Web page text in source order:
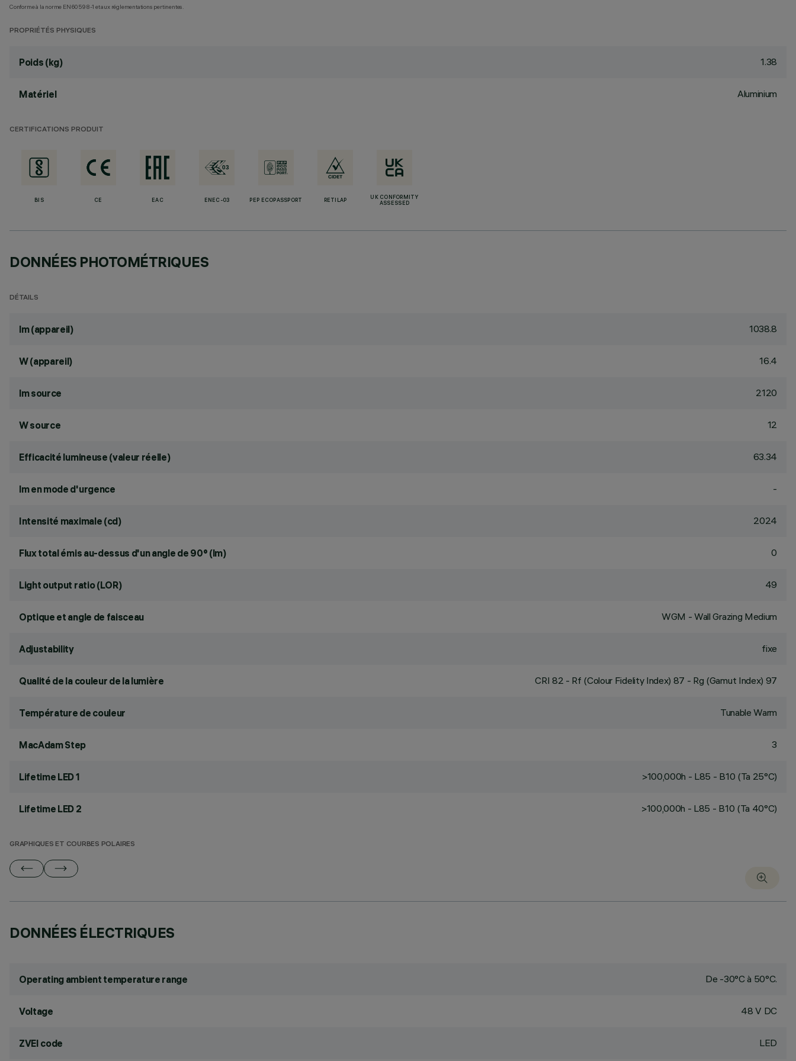
Conforme à la norme EN60598-1 et aux réglementations pertinentes.
PROPRIÉTÉS PHYSIQUES
Poids (kg) 1.38
Matériel Aluminium
CERTIFICATIONS PRODUIT
BIS CE EAC ENEC-03 PEP ECOPASSPORT RETILAP
UK CONFORMITY
ASSESSED
DONNÉES PHOTOMÉTRIQUES
DÉTAILS
lm (appareil) 1038.8
W (appareil) 16.4
lm source 2120
W source 12
Efficacité lumineuse (valeur réelle) 63.34
lm en mode d'urgence -
Intensité maximale (cd) 2024
Flux total émis au-dessus d'un angle de 90° (lm) 0
Light output ratio (LOR) 49
Optique et angle de faisceau WGM - Wall Grazing Medium
Adjustability fixe
Qualité de la couleur de la lumière CRI 82 - Rf (Colour Fidelity Index) 87 - Rg (Gamut Index) 97
Température de couleur Tunable Warm
MacAdam Step 3
Lifetime LED 1 >100,000h - L85 - B10 (Ta 25°C)
Lifetime LED 2 >100,000h - L85 - B10 (Ta 40°C)
GRAPHIQUES ET COURBES POLAIRES
DONNÉES ÉLECTRIQUES
Operating ambient temperature range De -30°C à 50°C.
Voltage 48 V DC
ZVEI code LED